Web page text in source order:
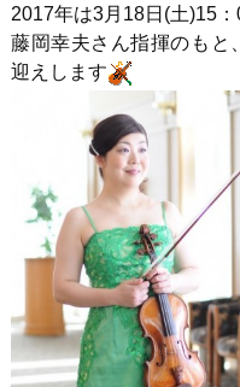
2017年は3月18日(土)15：
藤岡幸夫さん指揮のもと
迎えします